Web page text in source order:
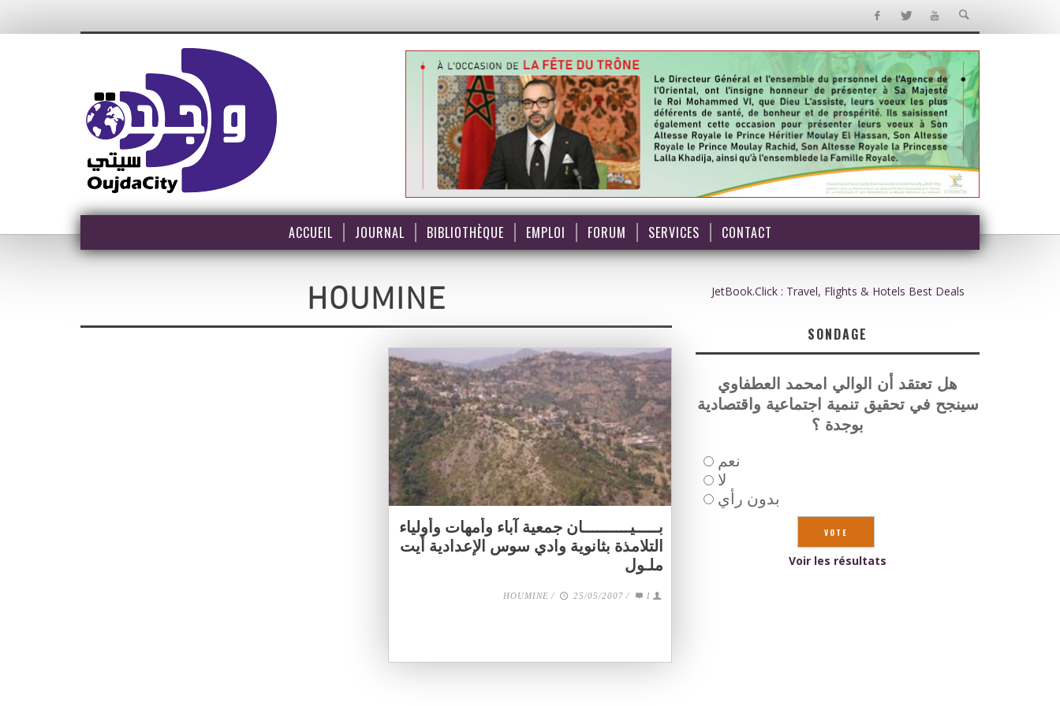
ACCUEIL JOURNAL BIBLIOTHÈQUE EMPLOI FORUM SERVICES CONTACT
HOUMINE
بـــــيــــــــــان جمعية آباء وأمهات وأولياء
التلامذة بثانوية وادي سوس الإعدادية أيت
ملـول
HOUMINE / 25/05/2007 / 1
JetBook.Click : Travel, Flights & Hotels Best Deals
SONDAGE
هل تعتقد أن الوالي امحمد العطفاوي
سينجح في تحقيق تنمية اجتماعية واقتصادية
بوجدة ؟
نعم
لا
بدون رأي
Voir les résultats